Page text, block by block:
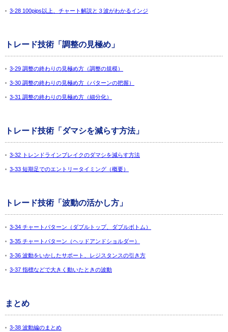
3-28 100pips以上、チャート解説と３波がわかるインジ
トレード技術「調整の見極め」
3-29 調整の終わりの見極め方（調整の規模）
3-30 調整の終わりの見極め方（パターンの把握）
3-31 調整の終わりの見極め方（細分化）
トレード技術「ダマシを減らす方法」
3-32 トレンドラインブレイクのダマシを減らす方法
3-33 短期足でのエントリータイミング（概要）
トレード技術「波動の活かし方」
3-34 チャートパターン（ダブルトップ、ダブルボトム）
3-35 チャートパターン（ヘッドアンドショルダー）
3-36 波動をいかしたサポート、レジスタンスの引き方
3-37 指標などで大きく動いたときの波動
まとめ
3-38 波動編のまとめ